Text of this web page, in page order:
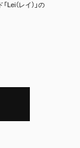
（レイ）」の